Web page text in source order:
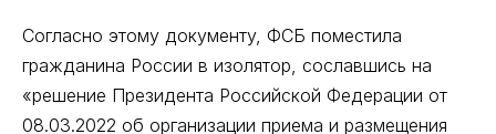
Согласно этому документу, ФСБ поместила
гражданина России в изолятор, сославшись на
«решение Президента Российской Федерации от
08.03.2022 об организации приема и размещения